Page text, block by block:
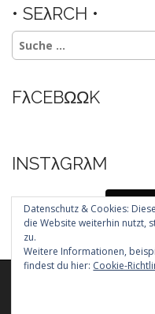
• SEλRCH •
Suche
nach:
FλCEBΩΩK
INSTλGRλM
The Arcade
Datenschutz & Cookies:
die Website weiterhin nutzt,
zu.
Weitere Informationen,
findest du hier: Cookie-